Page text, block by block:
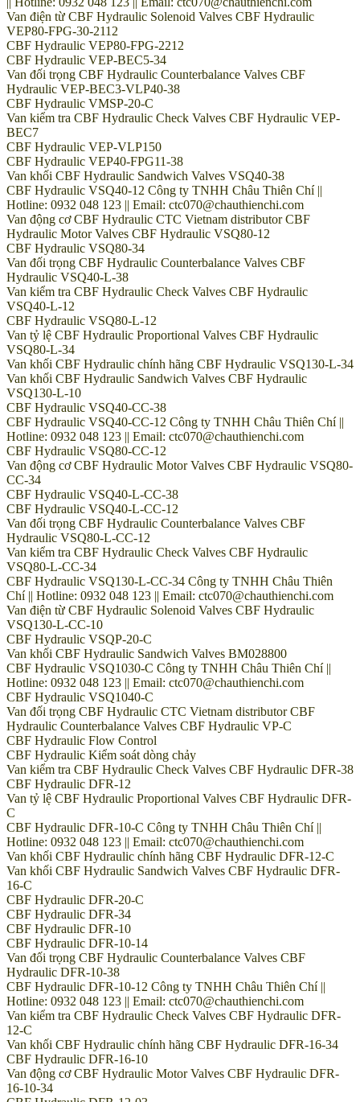
Van điện từ CBF Hydraulic Solenoid Valves CBF Hydraulic
VEP80-FPG-30-2112
CBF Hydraulic VEP80-FPG-2212
CBF Hydraulic VEP-BEC5-34
Van đối trọng CBF Hydraulic Counterbalance Valves CBF
Hydraulic VEP-BEC3-VLP40-38
CBF Hydraulic VMSP-20-C
Van kiểm tra CBF Hydraulic Check Valves CBF Hydraulic VEP-
BEC7
CBF Hydraulic VEP-VLP150
CBF Hydraulic VEP40-FPG11-38
Van khối CBF Hydraulic Sandwich Valves VSQ40-38
CBF Hydraulic VSQ40-12 Công ty TNHH Châu Thiên Chí ||
Hotline: 0932 048 123 || Email: ctc070@chauthienchi.com
Van động cơ CBF Hydraulic CTC Vietnam distributor CBF
Hydraulic Motor Valves CBF Hydraulic VSQ80-12
CBF Hydraulic VSQ80-34
Van đối trọng CBF Hydraulic Counterbalance Valves CBF
Hydraulic VSQ40-L-38
Van kiểm tra CBF Hydraulic Check Valves CBF Hydraulic
VSQ40-L-12
CBF Hydraulic VSQ80-L-12
Van tỷ lệ CBF Hydraulic Proportional Valves CBF Hydraulic
VSQ80-L-34
Van khối CBF Hydraulic chính hãng CBF Hydraulic VSQ130-L-34
Van khối CBF Hydraulic Sandwich Valves CBF Hydraulic
VSQ130-L-10
CBF Hydraulic VSQ40-CC-38
CBF Hydraulic VSQ40-CC-12 Công ty TNHH Châu Thiên Chí ||
Hotline: 0932 048 123 || Email: ctc070@chauthienchi.com
CBF Hydraulic VSQ80-CC-12
Van động cơ CBF Hydraulic Motor Valves CBF Hydraulic VSQ80-
CC-34
CBF Hydraulic VSQ40-L-CC-38
CBF Hydraulic VSQ40-L-CC-12
Van đối trọng CBF Hydraulic Counterbalance Valves CBF
Hydraulic VSQ80-L-CC-12
Van kiểm tra CBF Hydraulic Check Valves CBF Hydraulic
VSQ80-L-CC-34
CBF Hydraulic VSQ130-L-CC-34 Công ty TNHH Châu Thiên
Chí || Hotline: 0932 048 123 || Email: ctc070@chauthienchi.com
Van điện từ CBF Hydraulic Solenoid Valves CBF Hydraulic
VSQ130-L-CC-10
CBF Hydraulic VSQP-20-C
Van khối CBF Hydraulic Sandwich Valves BM028800
CBF Hydraulic VSQ1030-C Công ty TNHH Châu Thiên Chí ||
Hotline: 0932 048 123 || Email: ctc070@chauthienchi.com
CBF Hydraulic VSQ1040-C
Van đối trọng CBF Hydraulic CTC Vietnam distributor CBF
Hydraulic Counterbalance Valves CBF Hydraulic VP-C
CBF Hydraulic Flow Control
CBF Hydraulic Kiểm soát dòng chảy
Van kiểm tra CBF Hydraulic Check Valves CBF Hydraulic DFR-38
CBF Hydraulic DFR-12
Van tỷ lệ CBF Hydraulic Proportional Valves CBF Hydraulic DFR-
C
CBF Hydraulic DFR-10-C Công ty TNHH Châu Thiên Chí ||
Hotline: 0932 048 123 || Email: ctc070@chauthienchi.com
Van khối CBF Hydraulic chính hãng CBF Hydraulic DFR-12-C
Van khối CBF Hydraulic Sandwich Valves CBF Hydraulic DFR-
16-C
CBF Hydraulic DFR-20-C
CBF Hydraulic DFR-34
CBF Hydraulic DFR-10
CBF Hydraulic DFR-10-14
Van đối trọng CBF Hydraulic Counterbalance Valves CBF
Hydraulic DFR-10-38
CBF Hydraulic DFR-10-12 Công ty TNHH Châu Thiên Chí ||
Hotline: 0932 048 123 || Email: ctc070@chauthienchi.com
Van kiểm tra CBF Hydraulic Check Valves CBF Hydraulic DFR-
12-C
Van khối CBF Hydraulic chính hãng CBF Hydraulic DFR-16-34
CBF Hydraulic DFR-16-10
Van động cơ CBF Hydraulic Motor Valves CBF Hydraulic DFR-
16-10-34